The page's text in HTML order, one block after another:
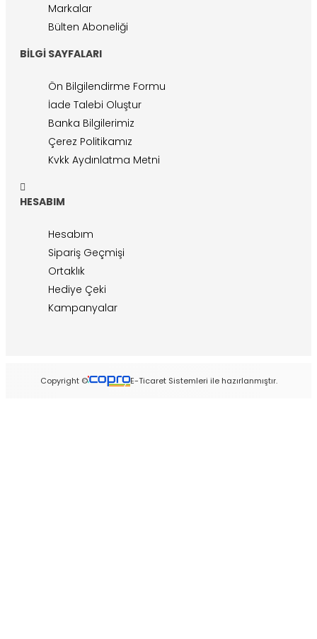
Markalar
Bülten Aboneliği
BILGI SAYFALARI
Ön Bilgilendirme Formu
İade Talebi Oluştur
Banka Bilgilerimiz
Çerez Politikamız
Kvkk Aydınlatma Metni
HESABIM
Hesabım
Sipariş Geçmişi
Ortaklık
Hediye Çeki
Kampanyalar